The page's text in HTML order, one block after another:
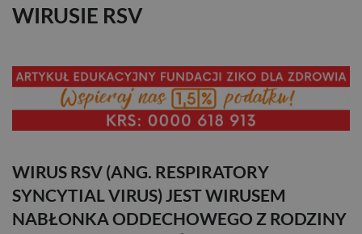
WIRUSIE RSV
WIRUS RSV (ANG. RESPIRATORY
SYNCYTIAL VIRUS) JEST WIRUSEM
NABŁONKA ODDECHOWEGO Z RODZINY